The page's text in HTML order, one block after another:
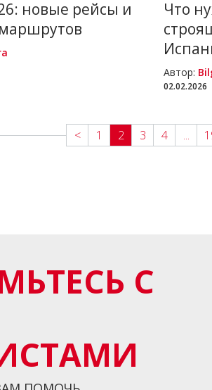
новые рейсы и
Что
Автор:
02.02.2026
< 1 2 3 4 ...
С